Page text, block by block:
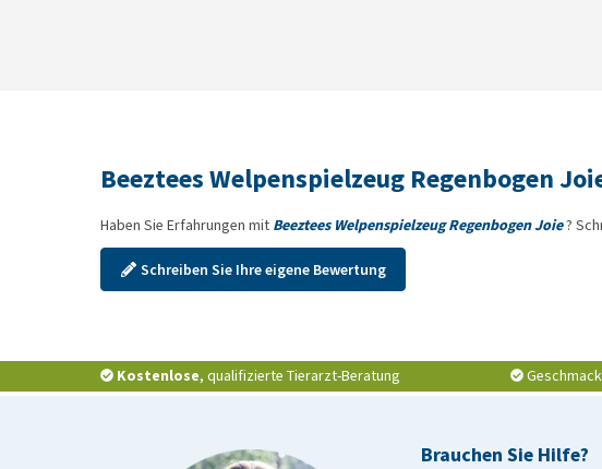
Beeztees Welpenspielzeug Regenbogen
Haben Sie Erfahrungen mit Beeztees Welpenspielzeug Regenbogen Joie?
Schreiben Sie Ihre eigene Bewertung
Kostenlose, qualifizierte Tierarzt-Beratung
Brauchen Sie Hilfe?